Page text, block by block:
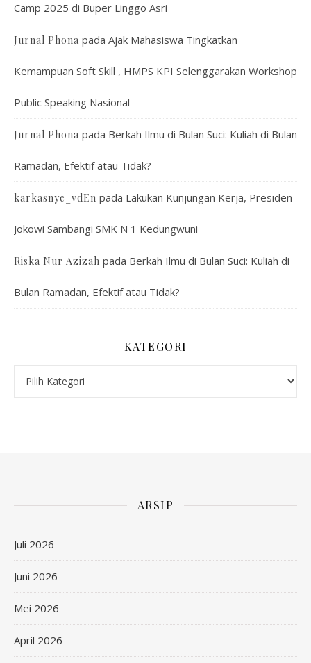
Camp 2025 di Buper Linggo Asri
Jurnal Phona pada Ajak Mahasiswa Tingkatkan
Kemampuan Soft Skill , HMPS KPI Selenggarakan Workshop
Public Speaking Nasional
Jurnal Phona pada Berkah Ilmu di Bulan Suci: Kuliah di Bulan
Ramadan, Efektif atau Tidak?
karkasnye_vdEn pada Lakukan Kunjungan Kerja, Presiden
Jokowi Sambangi SMK N 1 Kedungwuni
Riska Nur Azizah pada Berkah Ilmu di Bulan Suci: Kuliah di
Bulan Ramadan, Efektif atau Tidak?
KATEGORI
ARSIP
Juli 2026
Juni 2026
Mei 2026
April 2026